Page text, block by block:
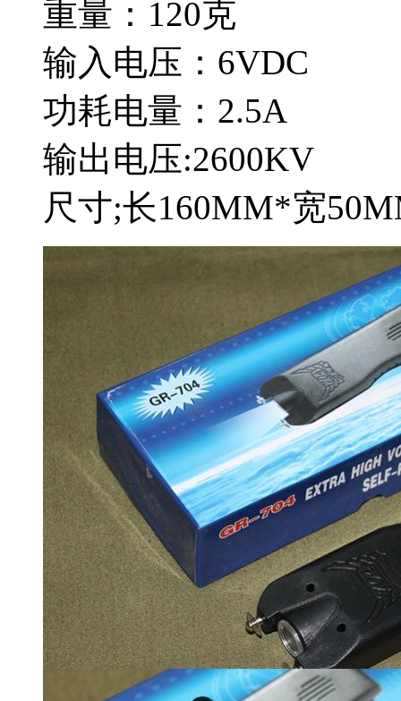
重量：120克
输入电压：6VDC
功耗电量：2.5A
输出电压:2600KV
尺寸;长160MM*宽